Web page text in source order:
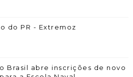
do PR - Extremoz
Brasil abre inscrições de novo